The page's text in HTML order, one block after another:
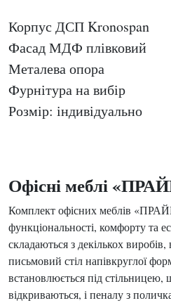
Корпус ДСП Kronospan
Фасад МДФ плівковий
Металева опора
Фурнітура на вибір
Розмір: індивідуально
Офісні меблі
Комплект офісних меблів
функціональності, комфорту та
складаються з декількох
письмовий стіл напівкруглої
встановлюється під
відкриваються, і пеналу з